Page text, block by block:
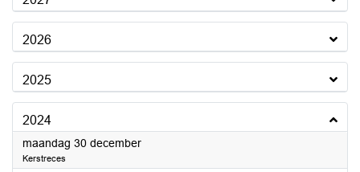
2026
2025
2024
maandag 30 december2024
Kerstreces